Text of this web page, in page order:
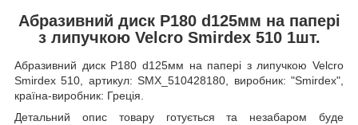
Абразивний диск P180 d125мм на папері
з липучкою Velcro Smirdex 510 1шт.
Абразивний диск P180 d125мм на папері з липучкою Velcro
Smirdex 510, артикул: SMX_510428180, виробник: "Smirdex",
країна-виробник: Греція.
Детальний опис товару готується та незабаром буде